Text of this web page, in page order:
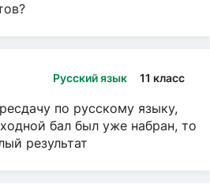
Русский язык 11 класс
по русскому языку,
бал был уже набран, то
результат